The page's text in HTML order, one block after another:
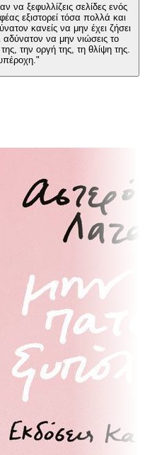
να ξεφυλλίζεις σελίδες ενός
εξιστορεί τόσα πολλά και
κανείς να μην έχει ζήσει
αδύνατον να μην νιώσεις το
την οργή της, τη θλίψη της.